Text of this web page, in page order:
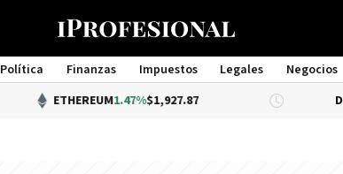
Política Finanzas Impuestos Legales Negocios
Management
ETHEREUM1.47%$1,927.87 DÓLAR BNA